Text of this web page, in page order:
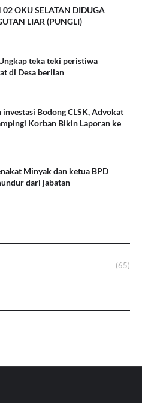
OKU SELATAN DIDUGA
LIAR (PUNGLI)
teka teki peristiwa
di Desa berlian
Bodong CLSK, Advokat
Korban Bikin Laporan ke
Minyak dan ketua BPD
dari jabatan
(65)